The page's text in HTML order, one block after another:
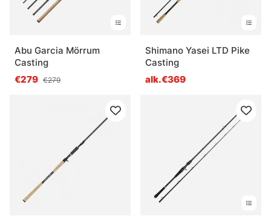
Abu Garcia Mörrum
Casting
€279 €279
Shimano Yasei LTD Pike
Casting
alk.€369